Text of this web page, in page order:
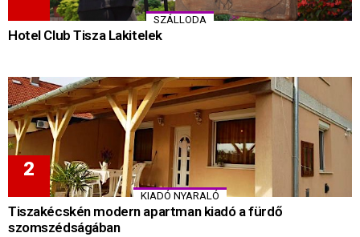
SZÁLLODA
Hotel Club Tisza Lakitelek
KIADÓ NYARALÓ
Tiszakécskén modern apartman kiadó a fürdő
szomszédságában